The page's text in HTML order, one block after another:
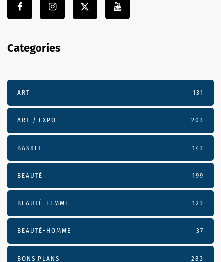
Categories
ART 131
ART / EXPO 203
BASKET 143
BEAUTÉ 199
BEAUTÉ-FEMME 123
BEAUTÉ-HOMME 37
BONS PLANS 283